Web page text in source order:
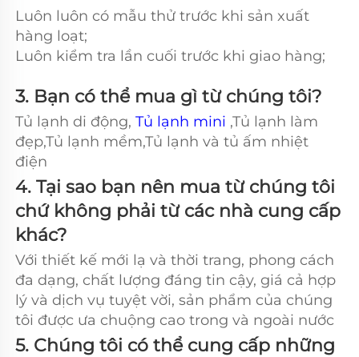
Luôn luôn có mẫu thử trước khi sản xuất
hàng loạt;
Luôn kiểm tra lần cuối trước khi giao hàng;
3. Bạn có thể mua gì từ chúng tôi?
Tủ lạnh di động, Tủ lạnh mini ,Tủ lạnh làm
đẹp,Tủ lạnh mềm,Tủ lạnh và tủ ấm nhiệt
điện
4. Tại sao bạn nên mua từ chúng tôi
chứ không phải từ các nhà cung cấp
khác?
Với thiết kế mới lạ và thời trang, phong cách
đa dạng, chất lượng đáng tin cậy, giá cả hợp
lý và dịch vụ tuyệt vời, sản phẩm của chúng
tôi được ưa chuộng cao trong và ngoài nước
5. Chúng tôi có thể cung cấp những